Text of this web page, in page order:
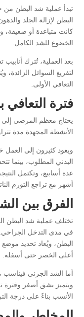
تبدأ عملية شد البطن
البطن لإزالة الجلد
كانت متباعدة أو
الخضوع للشد الكامل.
بعد العملية، تُترك
لتفريغ السوائل
التعافي الأولى.
فترة
يحتاج معظم المرضى إلى
الأنشطة المجهدة مدة تتراوح بين 4
ويعود كثيرون إلى
البدني المطلوب، بينما
أشهر مع تراجع التورم
الفرق بين
تختلف عملية شد البطن
في مدى التدخل
البطن، ويُعاد تحديد
أعلى الخصر حتى أسفله.
أما الشد الجزئي
ويتميز بشق أصغر وفترة
الأنسب بناءً على درجة